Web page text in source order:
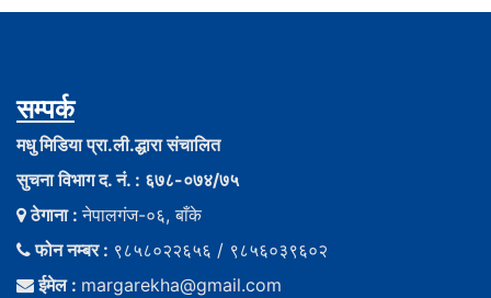
सम्पर्क
मधु मिडिया प्रा.ली.द्धारा संचालित
सुचना विभाग द. नं. : ६७८-०७४/७५
ठेगाना :नेपालगंज-०६, बाँके
फोन नम्बर : ९८५८०२२६५६ / ९८५६०३९६०२
ईमेल : margarekha@gmail.com